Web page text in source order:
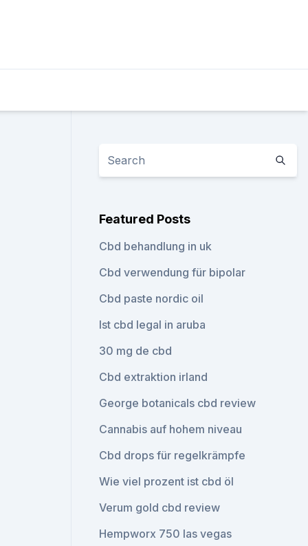
Featured Posts
Cbd behandlung in uk
Cbd verwendung für bipolar
Cbd paste nordic oil
Ist cbd legal in aruba
30 mg de cbd
Cbd extraktion irland
George botanicals cbd review
Cannabis auf hohem niveau
Cbd drops für regelkrämpfe
Wie viel prozent ist cbd öl
Verum gold cbd review
Hempworx 750 las vegas